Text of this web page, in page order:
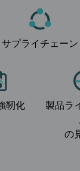
サプライチェーン
靭化
製品ラ
の